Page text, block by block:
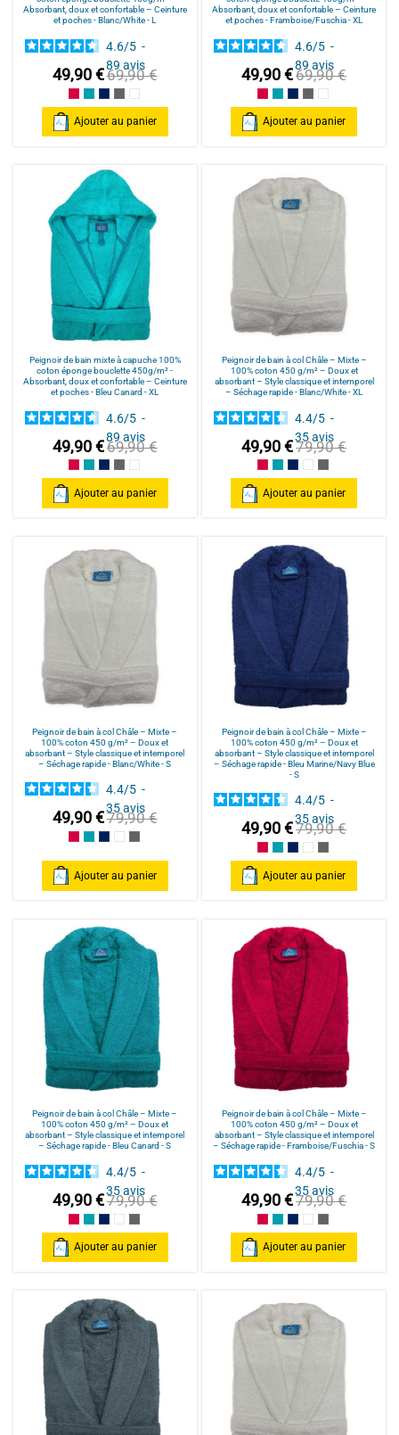
Absorbant, doux et confortable – Ceinture
et poches - Blanc/White - L
4.6/5 -
89 avis
49,90 €69,90 €
Framboise/Fuschia
Bleu Canard
Bleu Marine/Navy Blue
Gris/Grey
Blanc/White
Ajouter au panier
Absorbant, doux et confortable – Ceinture
et poches - Framboise/Fuschia - XL
4.6/5 -
89avis
49,90 €69,90 €
Framboise/Fuschia
Bleu Canard
Bleu Marine/Navy
Gris/Grey
Blanc/White
Ajouter au panier
Peignoir de bain mixte à capuche 100%
coton éponge bouclette 450g/m² -
Absorbant, doux et confortable – Ceinture
et poches - Bleu Canard - XL
4.6/5 -
89 avis
49,90 €69,90 €
Framboise/Fuschia
Bleu Canard
Bleu Marine/Navy Blue
Gris/Grey
Blanc/White
Ajouter au panier
Peignoir de bain à col Châle – Mixte –
100% coton 450 g/m² – Doux et
absorbant – Style classique et intemporel
– Séchage rapide - Blanc/White - XL
4.4/5 -
35avis
49,90 €79,90 €
Framboise/Fuschia
Bleu Canard
Bleu Marine/Navy
Blanc/White
Anthracite/
Ajouter au panier
Peignoir de bain à col Châle – Mixte –
100% coton 450 g/m² – Doux et
absorbant – Style classique et intemporel
– Séchage rapide - Blanc/White - S
4.4/5 -
35avis
49,90 €79,90 €
Framboise/Fuschia
Bleu Canard
Bleu Marine/Navy Blue
Blanc/White
Anthracite/Dark Grey
Ajouter au panier
Peignoir de bain à col Châle – Mixte –
100% coton 450 g/m² – Doux et
absorbant – Style classique et intemporel
– Séchage rapide - Bleu Marine/Navy Blue
- S
4.4/5 -
35avis
49,90 €79,90 €
Framboise/Fuschia
Bleu Canard
Bleu Marine/Navy
Blanc/White
Anthracite/
Ajouter au panier
Peignoir de bain à col Châle – Mixte –
100% coton 450 g/m² – Doux et
absorbant – Style classique et intemporel
– Séchage rapide - Bleu Canard - S
4.4/5 -
35avis
49,90 €79,90 €
Framboise/Fuschia
Bleu Canard
Bleu Marine/Navy Blue
Blanc/White
Anthracite/Dark Grey
Ajouter au panier
Peignoir de bain à col Châle – Mixte –
100% coton 450 g/m² – Doux et
absorbant – Style classique et intemporel
– Séchage rapide - Framboise/Fuschia - S
4.4/5 -
35avis
49,90 €79,90 €
Framboise/Fuschia
Bleu Canard
Bleu Marine/Navy
Blanc/White
Anthracite/
Ajouter au panier